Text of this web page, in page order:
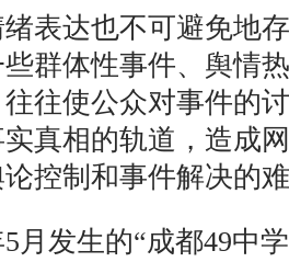
达也不可避免地存
群体性事件、舆情
往使公众对事件的
真相的轨道，造成
控制和事件解决的
发生的“成都49中学